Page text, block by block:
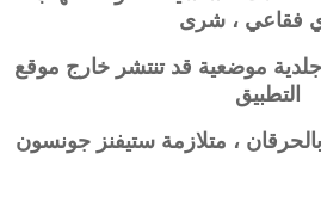
فقاعي ، شرى
جلدية موضعية قد تنتشر خارج موقع
التطبيق
، متلازمة ستيفنز جونسون